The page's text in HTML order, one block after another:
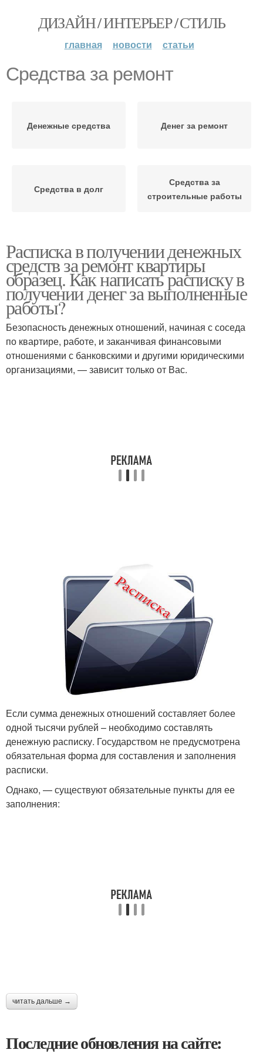
ДИЗАЙН / ИНТЕРЬЕР / СТИЛЬ
главная новости статьи
Средства за ремонт
Денежные средства Денег за ремонт
Средства в долг
Средства за
строительные работы
Расписка в получении денежных
средств за ремонт квартиры
образец. Как написать расписку в
получении денег за выполненные
работы?
Безопасность денежных отношений, начиная с соседа
по квартире, работе, и заканчивая финансовыми
отношениями с банковскими и другими юридическими
организациями, — зависит только от Вас.
Если сумма денежных отношений составляет более
одной тысячи рублей – необходимо составлять
денежную расписку. Государством не предусмотрена
обязательная форма для составления и заполнения
расписки.
Однако, — существуют обязательные пункты для ее
заполнения:
читать дальше →
Последние обновления на сайте: